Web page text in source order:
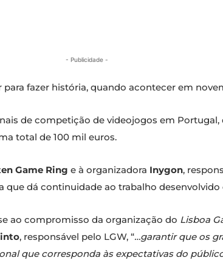
- Publicidade -
para fazer história, quando acontecer em
de competição de videojogos em
total de 100 mil euros.
Game Ring e à organizadora Inygon,
que dá continuidade ao trabalho desenvolvido
ao compromisso da organização do Lisboa
, responsável pelo LGW, “…garantir que os
que corresponda às expectativas do